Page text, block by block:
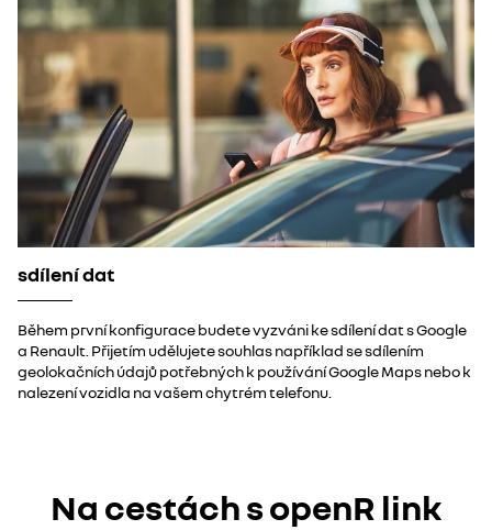
sdílení dat
Během první konfigurace budete vyzváni ke sdílení dat s Google
a Renault. Přijetím udělujete souhlas například se sdílením
geolokačních údajů potřebných k používání Google Maps nebo k
nalezení vozidla na vašem chytrém telefonu.
Na cestách s openR link